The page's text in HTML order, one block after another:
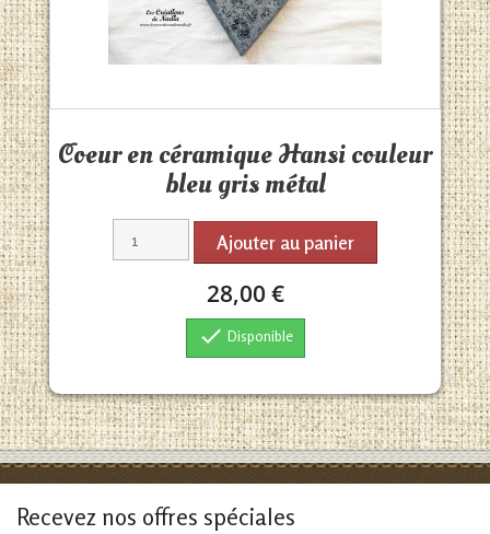
Coeur en céramique Hansi couleur
bleu gris métal
Ajouter au panier
28,00 €
 Disponible
Recevez nos offres spéciales